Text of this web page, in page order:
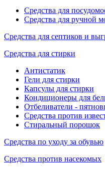
Средства для
Средства для ручной
Средства для септиков и
Средства для стирки
Антистатик
Гели для стирки
Капсулы для стирки
Кондиционеры для
Отбеливатели -
Средства против
Стиральный порошок
Средства по уходу за обувью
Средства против насекомых